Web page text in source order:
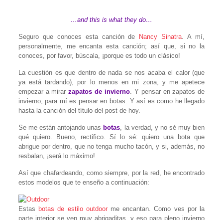
…and this is what they do…
Seguro que conoces esta canción de Nancy Sinatra. A mí,
personalmente, me encanta esta canción; así que, si no la
conoces, por favor, búscala, ¡porque es todo un clásico!
La cuestión es que dentro de nada se nos acaba el calor (que
ya está tardando), por lo menos en mi zona, y me apetece
empezar a mirarzapatos de invierno. Y pensar en zapatos de
invierno, para mí es pensar en botas. Y así es como he llegado
hasta la canción del título del post de hoy.
Se me están antojando unas botas, la verdad, y no sé muy bien
qué quiero. Bueno, rectifico. Sí lo sé: quiero una bota que
abrigue por dentro, que no tenga mucho tacón, y si, además, no
resbalan, ¡será lo máximo!
Así que chafardeando, como siempre, por la red, he encontrado
estos modelos que te enseño a continuación:
Estas botas de estilo outdoorme encantan. Como ves por la
parte interior se ven muy abrigaditas, y eso para pleno invierno